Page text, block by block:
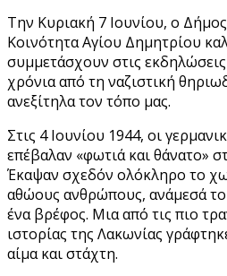
Την Κυριακή 7 Ιουνίου, ο
Κοινότητα Αγίου Δημητρίου
συμμετάσχουν στις
χρόνια από τη ναζιστική
ανεξίτηλα τον τόπο μας.
Στις 4 Ιουνίου 1944, οι
επέβαλαν «φωτιά και θάνατο»
Έκαψαν σχεδόν ολόκληρο το
αθώους ανθρώπους, ανάμεσά
ένα βρέφος. Μια από τις πιο
ιστορίας της Λακωνίας
αίμα και στάχτη.